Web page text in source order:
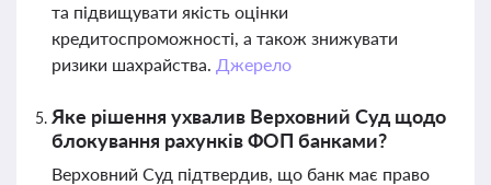
та підвищувати якість оцінки
кредитоспроможності, а також знижувати
ризики шахрайства. Джерело
Яке рішення ухвалив Верховний Суд щодо
блокування рахунків ФОП банками?
Верховний Суд підтвердив, що банк має право